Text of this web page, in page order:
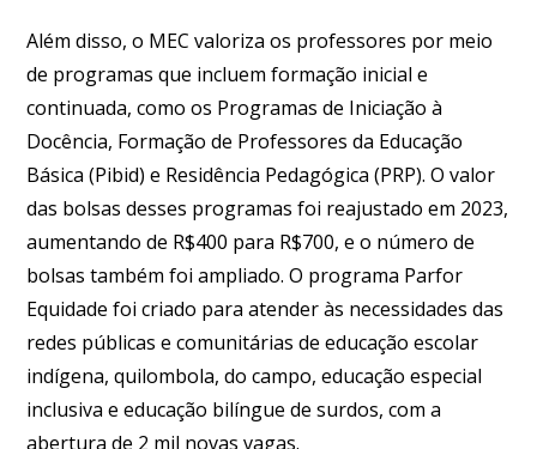
Além disso, o MEC valoriza os professores por meio
de programas que incluem formação inicial e
continuada, como os Programas de Iniciação à
Docência, Formação de Professores da Educação
Básica (Pibid) e Residência Pedagógica (PRP). O valor
das bolsas desses programas foi reajustado em 2023,
aumentando de R$400 para R$700, e o número de
bolsas também foi ampliado. O programa Parfor
Equidade foi criado para atender às necessidades das
redes públicas e comunitárias de educação escolar
indígena, quilombola, do campo, educação especial
inclusiva e educação bilíngue de surdos, com a
abertura de 2 mil novas vagas.